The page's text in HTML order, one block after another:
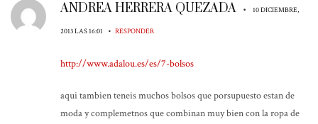
ANDREA HERRERA QUEZADA • 10 DICIEMBRE,
2013 LAS 16:01 • RESPONDER
http://www.adalou.es/es/7-bolsos
aqui tambien teneis muchos bolsos que porsupuesto estan de
moda y complemetnos que combinan muy bien con la ropa de